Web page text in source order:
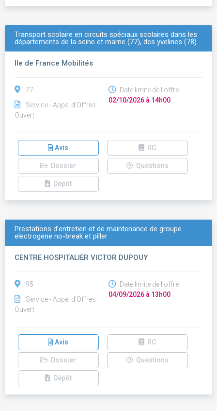
Transport scolaire en circuits spéciaux scolaires dans les
départements de la seine et marne (77), des yvelines (78)…
Ile de France Mobilités
77
Service - Appel d'Offres
Ouvert
Date limite de l'offre :
02/10/2026 à 14h00
Avis RC
Dossier Questions
Dépôt
Prestations d’entretien et de maintenance de groupe
electrogene no-break et piller
CENTRE HOSPITALIER VICTOR DUPOUY
95
Service - Appel d'Offres
Ouvert
Date limite de l'offre :
04/09/2026 à 13h00
Avis RC
Dossier Questions
Dépôt